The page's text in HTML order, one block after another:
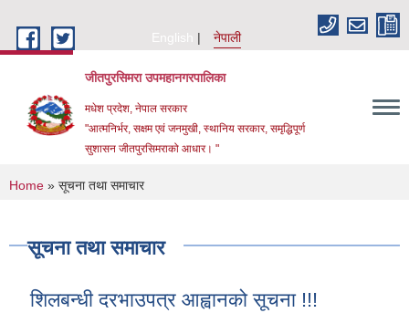
English
नेपाली
जीतपुरसिमरा उपमहानगरपालिका
मधेश प्रदेश, नेपाल सरकार
"आत्मनिर्भर, सक्षम एवं जनमुखी, स्थानिय सरकार, समृद्धिपूर्ण
सुशासन जीतपुरसिमराको आधार। "
You are here
Home » सूचना तथा समाचार
सूचना तथा समाचार
शिलबन्धी दरभाउपत्र आह्वानको सूचना !!!